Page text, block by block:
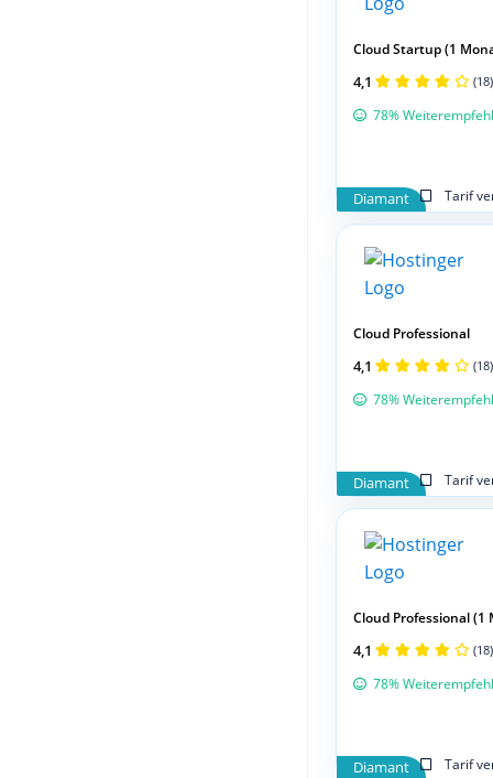
Diamant Tarif
Cloud Startup (1
4,1 (18)
78%
Diamant Tarif
Cloud Professional
4,1 (18)
78%
Diamant Tarif
Cloud Professional (1
4,1 (18)
78%